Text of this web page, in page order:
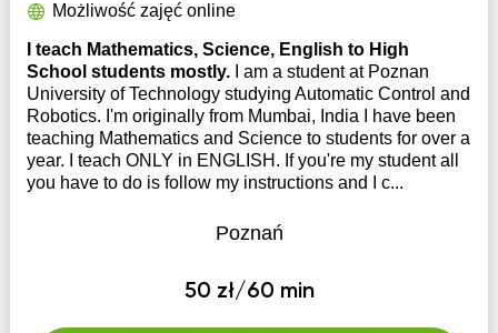
Możliwość zajęć online
I teach Mathematics, Science, English to High
School students mostly.
I am a student at Poznan
University of Technology studying Automatic Control and
Robotics. I'm originally from Mumbai, India I have been
teaching Mathematics and Science to students for over a
year. I teach ONLY in ENGLISH. If you're my student all
you have to do is follow my instructions and I c...
Poznań
50 zł/60 min